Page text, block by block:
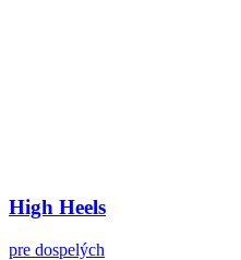
High Heels
pre dospelých